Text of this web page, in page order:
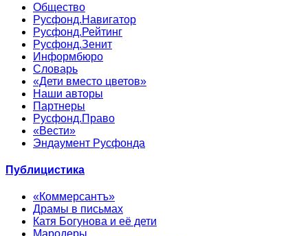
Общество
Русфонд.Навигатор
Русфонд.Рейтинг
Русфонд.Зенит
Информбюро
Словарь
«Дети вместо цветов»
Наши авторы
Партнеры
Русфонд.Право
«Вести»
Эндаумент Русфонда
Публицистика
«Коммерсантъ»
Драмы в письмах
Катя Богунова и её дети